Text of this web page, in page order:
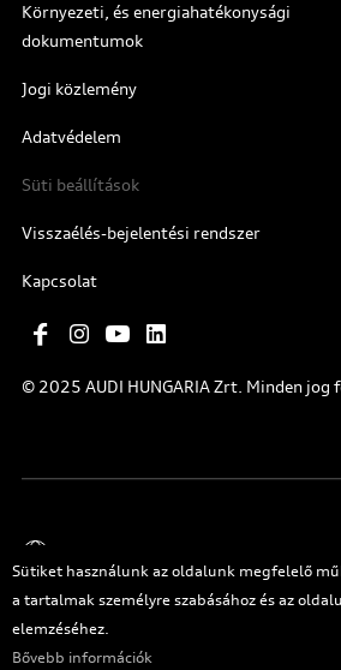
Környezeti, és energiahatékonysági
dokumentumok
Jogi közlemény
Adatvédelem
Süti beállítások
Visszaélés-bejelentési rendszer
Kapcsolat
© 2025 AUDI HUNGARIA Zrt. Minden jog
Sütiket használunk az oldalunk megfelelő
a tartalmak személyre szabásához és az
elemzéséhez.
Bővebb információk